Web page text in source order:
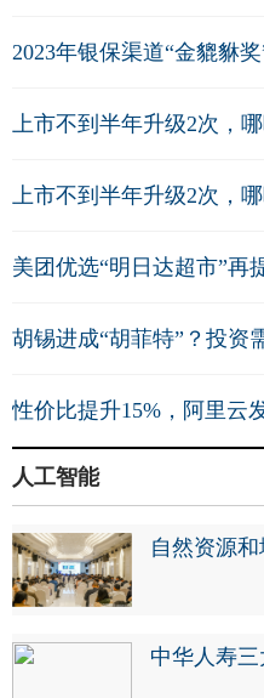
2023年银保渠道“金貔貅
上市不到半年升级2次，
上市不到半年升级2次，
美团优选“明日达超市”再
胡锡进成“胡菲特”？投资
性价比提升15%，阿里云
人工智能
自然资源
中华人寿